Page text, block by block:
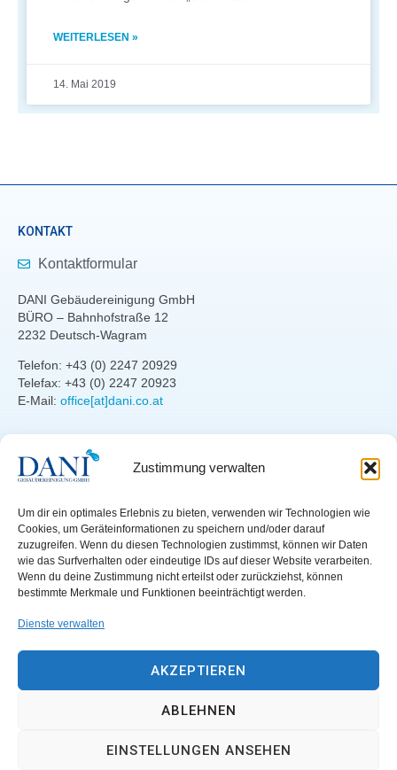
Zustimmung verwalten
Um dir ein optimales Erlebnis zu bieten, verwenden wir Technologien wie
Cookies, um Geräteinformationen zu speichern und/oder darauf
zuzugreifen. Wenn du diesen Technologien zustimmst, können wir Daten
wie das Surfverhalten oder eindeutige IDs auf dieser Website verarbeiten.
Wenn du deine Zustimmung nicht erteilst oder zurückziehst, können
bestimmte Merkmale und Funktionen beeinträchtigt werden.
Dienste verwalten
AKZEPTIEREN
ABLEHNEN
EINSTELLUNGEN ANSEHEN
WEITERLESEN »
14. Mai 2019
KONTAKT
Kontaktformular
DANI Gebäudereinigung GmbH
BÜRO – Bahnhofstraße 12
2232 Deutsch-Wagram
Telefon: +43 (0) 2247 20929
Telefax: +43 (0) 2247 20923
E-Mail: office[at]dani.co.at
Unterhaltsreinigung
Grundreinigung
Teppichreinigung
Grünflächen
Hausbetreuung
Sonderreinigung
Bügelservice
Impressum WKO
AGB
SONSTIGES